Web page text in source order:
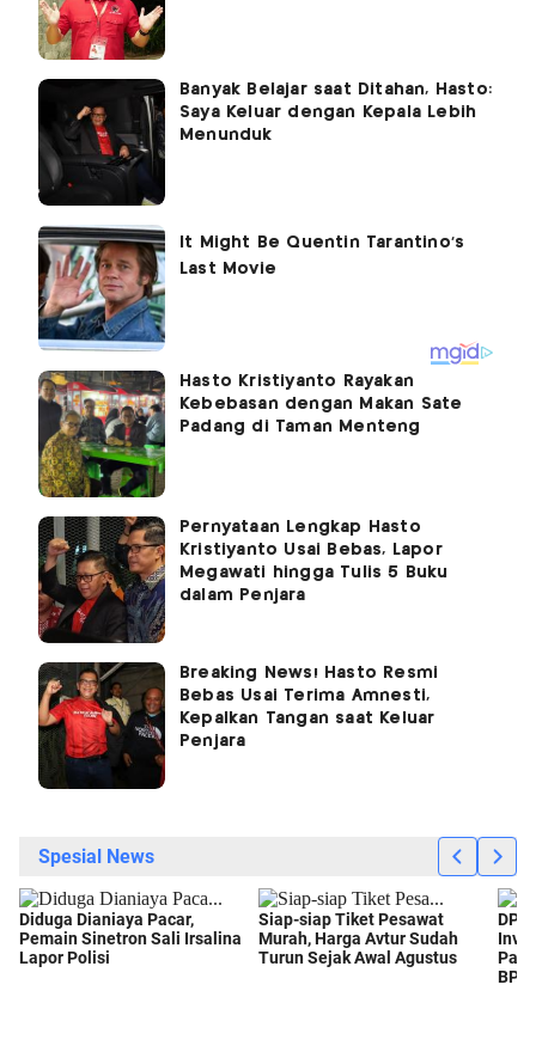
Banyak Belajar saat Ditahan, Hasto:
Saya Keluar dengan Kepala Lebih
Menunduk
Hasto Kristiyanto Rayakan
Kebebasan dengan Makan Sate
Padang di Taman Menteng
Pernyataan Lengkap Hasto
Kristiyanto Usai Bebas, Lapor
Megawati hingga Tulis 5 Buku
dalam Penjara
Breaking News! Hasto Resmi
Bebas Usai Terima Amnesti,
Kepalkan Tangan saat Keluar
Penjara